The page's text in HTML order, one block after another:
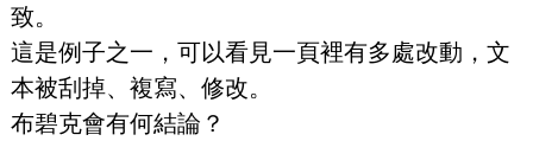
致。
這是例子之一，可以看見一頁裡有多處改動，文
本被刮掉、複寫、修改。
布碧克會有何結論？